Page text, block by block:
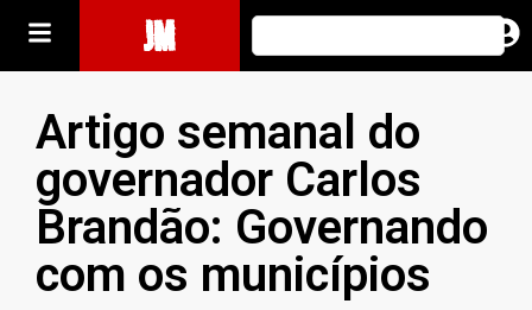
JM
Artigo semanal do
governador Carlos
Brandão: Governando
com os municípios